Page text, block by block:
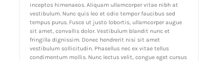
inceptos himenaeos. Aliquam ullamcorper vitae nibh at
vestibulum. Nunc quis leo et odio tempor faucibus sed
tempus purus. Fusce ut justo lobortis, ullamcorper augue
sit amet, convallis dolor. Vestibulum blandit nunc et
fringilla dignissim. Donec hendrerit nisi sit amet
vestibulum sollicitudin. Phasellus nec ex vitae tellus
condimentum mollis. Nunc lectus velit, congue eget cursus